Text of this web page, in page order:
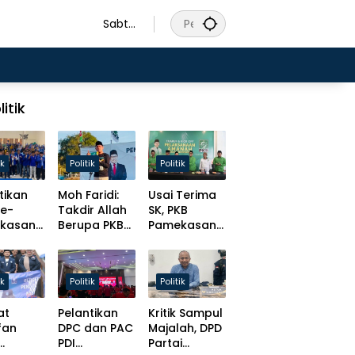
Sabtu
dan
ke
Politik
Moh Faridi:
Takdir Allah
Berupa PKB
Dirawat
Lewat
Kaderisasi
dan Kursi
Parlemen!
Politik
Usai Terima
SK, PKB
Pamekasan
Target Solid
Hingga Desa
Politik
Pelantikan
DPC dan PAC
PDI
Politik
Kritik Sampul
Majalah, DPD
Partai